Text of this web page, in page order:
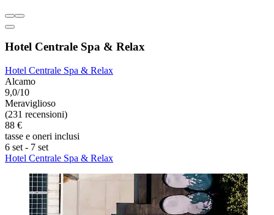
Hotel Centrale Spa & Relax
Hotel Centrale Spa & Relax
Alcamo
9,0/10
Meraviglioso
(231 recensioni)
88 €
tasse e oneri inclusi
6 set - 7 set
Hotel Centrale Spa & Relax